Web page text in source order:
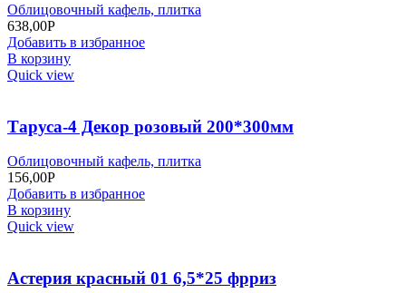
Облицовочный кафель, плитка
638,00Р
Добавить в избранное
В корзину
Quick view
Таруса-4 Декор розовый 200*300мм
Облицовочный кафель, плитка
156,00Р
Добавить в избранное
В корзину
Quick view
Астерия красный 01 6,5*25 фрриз